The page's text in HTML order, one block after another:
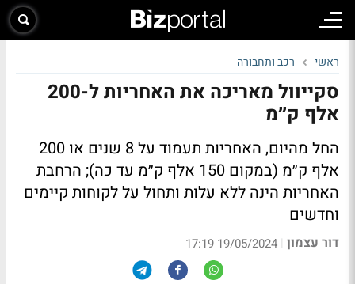
ראשי רכב ותחבורה
סקייוול מאריכה את האחריות ל-200
אלף ק״מ
החל מהיום, האחריות תעמוד על 8 שנים או 200
אלף ק״מ (במקום 150 אלף ק״מ עד כה); הרחבת
האחריות הינה ללא עלות ותחול על לקוחות קיימים
וחדשים
דור עצמון |
19/05/2024 17:19